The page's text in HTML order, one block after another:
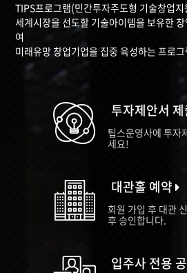
TIPS프로그램(민간투자주도형 기술창업
세계시장을 선도할 기술아이템을 보유한
여
미래유망 창업기업을 집중 육성하는 프로
투자제안서
팁스운영사에 투자
세요!
대관홀 예약
회원 가입 후 대관
후 승인합니다.
입주사 전용